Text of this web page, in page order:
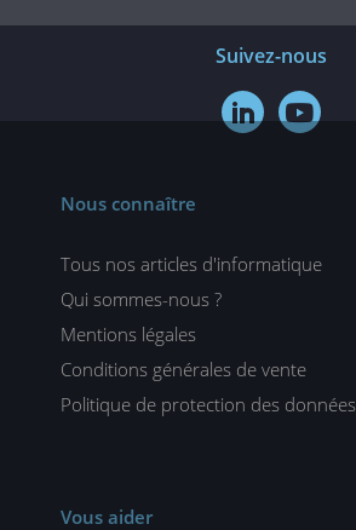
Suivez-nous
 
Nous connaître
Tous nos articles d'informatique
Qui sommes-nous ?
Mentions légales
Conditions générales de vente
Politique de protection des données
Vous aider